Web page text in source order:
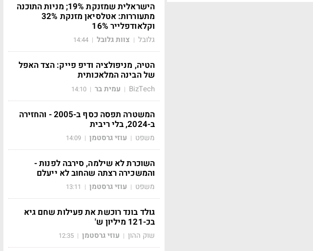
הישראלית שמזנקת 19%; מניות התוכנה
מתעוררות: אטלסיאן מזנקת 32%
וקלאודפלייר 16%
גלובל | צוות גלובל |
14:44
הטיה, מניפולציה ודיפ פייק: הצד האפל
של הבינה המלאכותית
BizTech
| עמית בר |
14:10
המשטרה תפסה כסף ב-2005 - והחזירה
ב-2024, בלי ריבית
משפט | עוזי גרסטמן |
14:09
השוכרת לא שילמה, סירבה לפנות -
והמשכירה רצתה שהחוב לא ייעלם
משפט | עוזי גרסטמן |
13:11
גולד בונד רוכשת את פעילות שחם גיא
בכ-121 מיליון ש'
שוק ההון | עוזי גרסטמן |
12:35